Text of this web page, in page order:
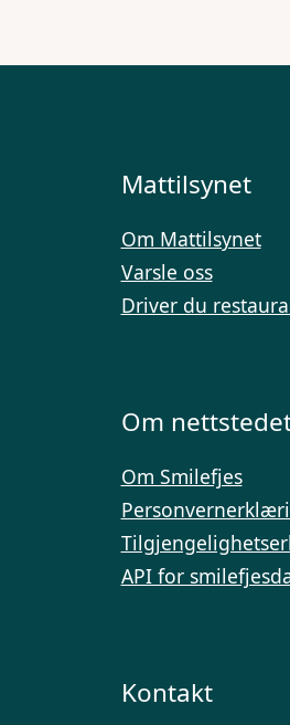
Mattilsynet
Om Mattilsynet
Varsle oss
Driver du
Om
Om Smilefjes
API for
Kontakt